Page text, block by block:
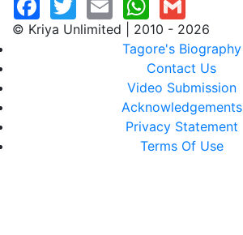
© Kriya Unlimited | 2010 - 2026
Tagore's Biography
Contact Us
Video Submission
Acknowledgements
Privacy Statement
Terms Of Use